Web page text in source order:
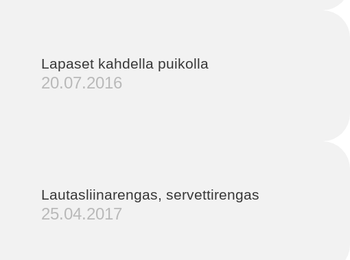
Lapaset kahdella puikolla
20.07.2016
Lautasliinarengas, servettirengas
25.04.2017